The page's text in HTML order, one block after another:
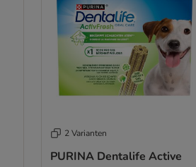
2 Varianten
PURINA Dentalife Active